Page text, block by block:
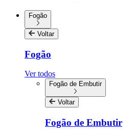
Fogão
Voltar
Fogão
Ver todos
Fogão de Embutir
Voltar
Fogão de Embutir